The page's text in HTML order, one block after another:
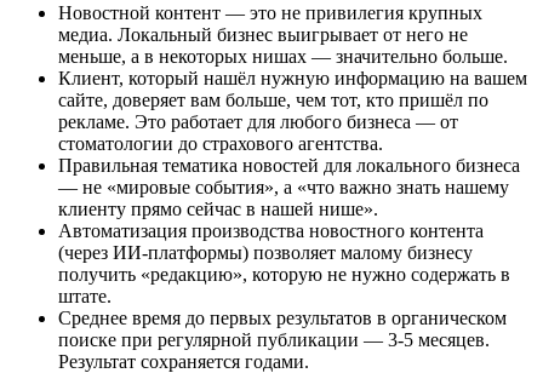
Новостной контент — это не привилегия крупных
медиа. Локальный бизнес выигрывает от него не
меньше, а в некоторых нишах — значительно больше.
Клиент, который нашёл нужную информацию на вашем
сайте, доверяет вам больше, чем тот, кто пришёл по
рекламе. Это работает для любого бизнеса — от
стоматологии до страхового агентства.
Правильная тематика новостей для локального бизнеса
— не «мировые события», а «что важно знать нашему
клиенту прямо сейчас в нашей нише».
Автоматизация производства новостного контента
(через ИИ-платформы) позволяет малому бизнесу
получить «редакцию», которую не нужно содержать в
штате.
Среднее время до первых результатов в органическом
поиске при регулярной публикации — 3-5 месяцев.
Результат сохраняется годами.